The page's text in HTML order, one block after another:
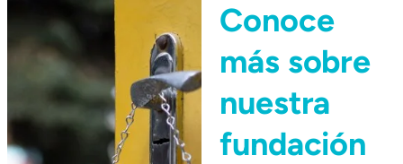
Conoce
más sobre
nuestra
fundación